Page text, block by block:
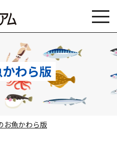
わら版
お魚かわら版